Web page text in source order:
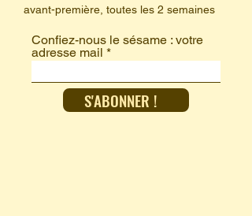
avant-première, toutes les 2 semaines
Confiez-nous le sésame : votre
adresse mail
S'ABONNER !